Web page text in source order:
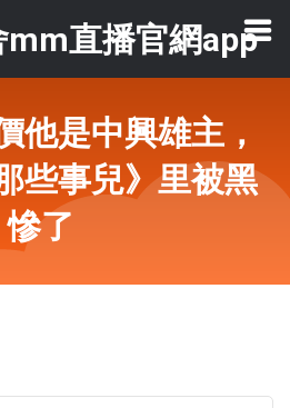
mm直播官網app
他是中興雄主，
些事兒》里被黑
慘了